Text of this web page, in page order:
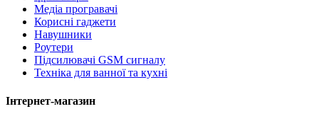
Медіа програвачі
Корисні гаджети
Навушники
Роутери
Підсилювачі GSM сигналу
Техніка для ванної та кухні
Інтернет-магазин